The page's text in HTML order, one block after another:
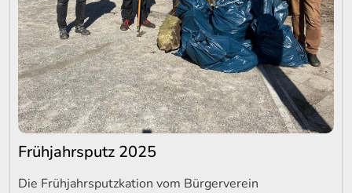
Frühjahrsputz 2025
Die Frühjahrsputzkation vom Bürgerverein